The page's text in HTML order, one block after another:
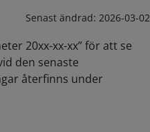
Senast ändrad: 2026-03-02
20xx-xx-xx” för att se
den senaste
återfinns under